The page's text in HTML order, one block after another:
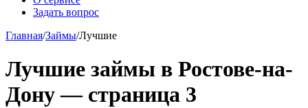
Задать вопрос
Главная/Займы/Лучшие
Лучшие займы в Ростове-на-
Дону — страница 3